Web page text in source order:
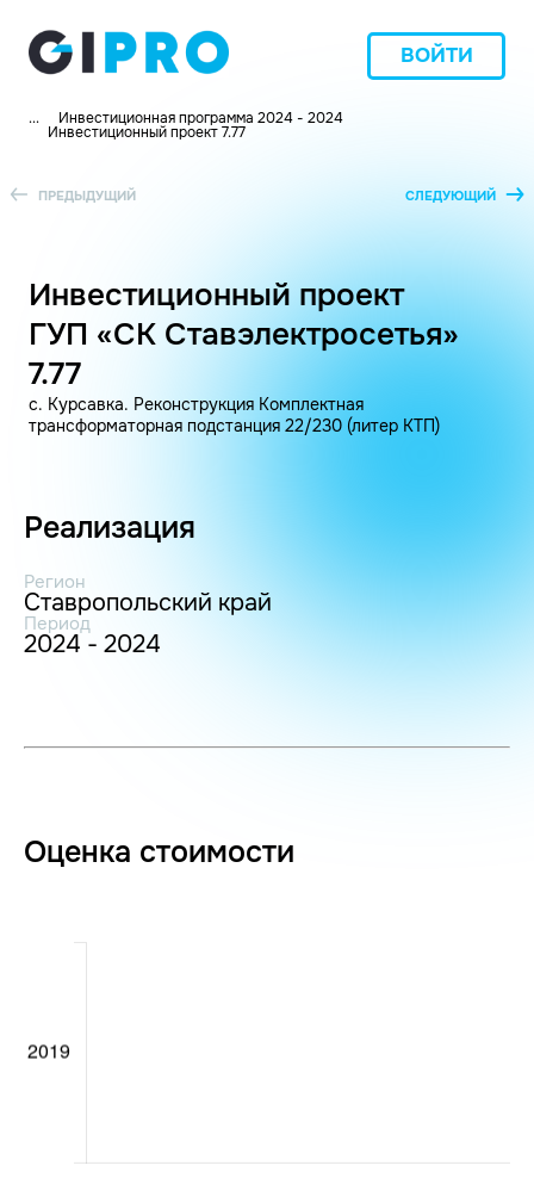
ВОЙТИ
... Инвестиционная программа 2024 - 2024
Инвестиционный проект 7.77
ПРЕДЫДУЩИЙ СЛЕДУЮЩИЙ
Инвестиционный проект
ГУП «СК Ставэлектросетья»
7.77
с. Курсавка. Реконструкция Комплектная
трансформаторная подстанция 22/230 (литер КТП)
Реализация
Регион
Ставропольский край
Период
2024 - 2024
Оценка стоимости